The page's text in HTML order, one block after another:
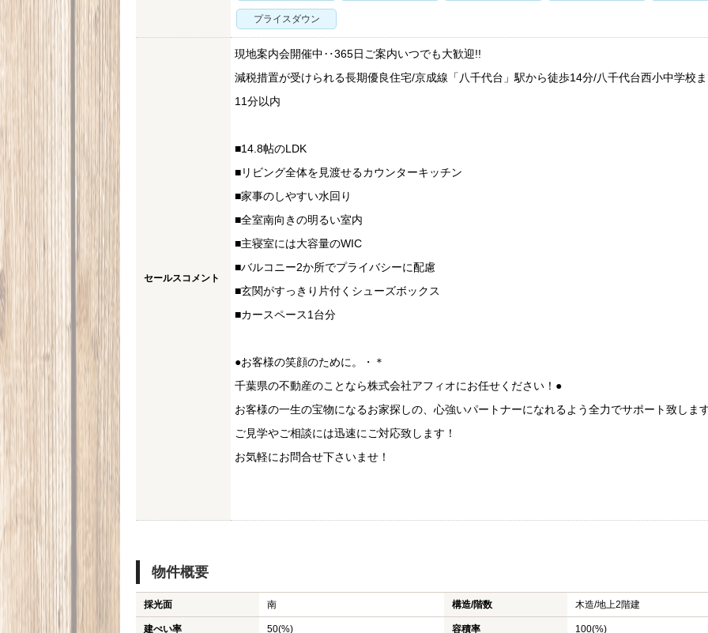
プライスダウン
セールスコメント
現地案内会開催中‥365日ご案内いつでも大歓迎!!
減税措置が受けられる長期優良住宅/京成線「八千代台」駅から徒歩14分/八千代台西小中学校
11分以内
■14.8帖のLDK
■リビング全体を見渡せるカウンターキッチン
■家事のしやすい水回り
■全室南向きの明るい室内
■主寝室には大容量のWIC
■バルコニー2か所でプライバシーに配慮
■玄関がすっきり片付くシューズボックス
■カースペース1台分
●お客様の笑顔のために。・＊
千葉県の不動産のことなら株式会社アフィオにお任せください！●
お客様の一生の宝物になるお家探しの、心強いパートナーになれるよう全力でサポート致しま
ご見学やご相談には迅速にご対応致します！
お気軽にお問合せ下さいませ！
物件概要
採光面 南 構造/階数 木造/地上2階建
建ぺい率 50(%) 容積率 100(%)